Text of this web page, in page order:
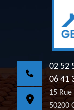
02 52
06 41
15 Rue
50200